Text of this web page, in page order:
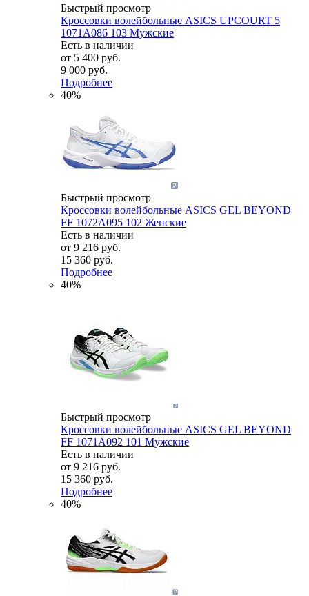
Быстрый просмотр
Кроссовки волейбольные ASICS UPCOURT 5
1071A086 103 Мужские
Есть в наличии
от 5 400 руб.
9 000 руб.
Подробнее
40%
Быстрый просмотр
Кроссовки волейбольные ASICS GEL BEYOND
FF 1072A095 102 Женские
Есть в наличии
от 9 216 руб.
15 360 руб.
Подробнее
40%
Быстрый просмотр
Кроссовки волейбольные ASICS GEL BEYOND
FF 1071A092 101 Мужские
Есть в наличии
от 9 216 руб.
15 360 руб.
Подробнее
40%